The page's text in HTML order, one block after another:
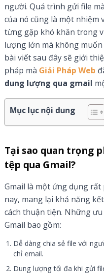
người. Quá trình gửi file
của nó cũng là một nhiệm
từng gặp khó khăn trong
lượng lớn mà không
bài viết sau đây sẽ giới
pháp mà Giải Pháp Web
dung lượng qua gmail
Mục lục nội dung
Tại sao quan trọng
tệp qua Gmail?
Gmail là một ứng dụng
nay, mang lại khả năng
cách thuận tiện. Những
Gmail bao gồm:
Dễ dàng chia sẻ file với
chỉ email.
Dung lượng tối đa khi gửi